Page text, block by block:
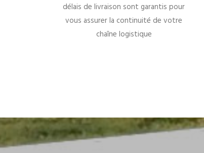
délais de livraison sont garantis pour
vous assurer la continuité de votre
chaîne logistique